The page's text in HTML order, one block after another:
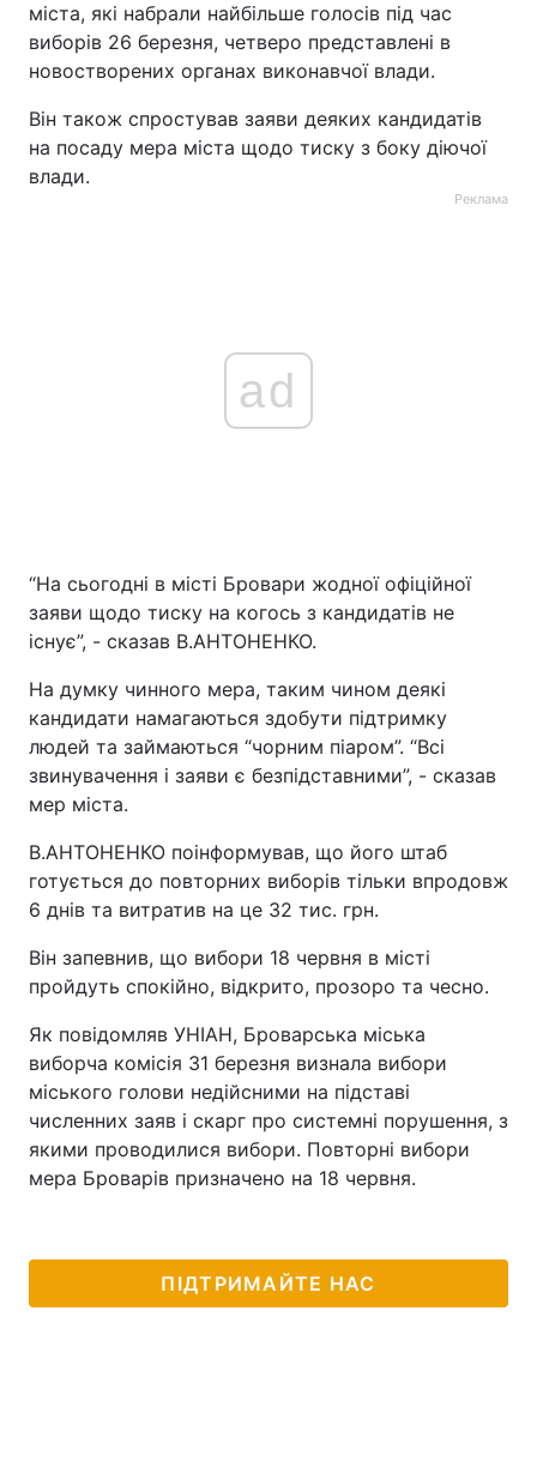
Інтерв'ю Думки
Архів Вакансії
Контакти
Послуги
міста, які набрали найбільше голосів під час
виборів 26 березня, четверо представлені в
новостворених органах виконавчої влади.
Він також спростував заяви деяких кандидатів
на посаду мера міста щодо тиску з боку діючої
влади.
Реклама
ad
“На сьогодні в місті Бровари жодної офіційної
заяви щодо тиску на когось з кандидатів не
існує”, - сказав В.АНТОНЕНКО.
На думку чинного мера, таким чином деякі
кандидати намагаються здобути підтримку
людей та займаються “чорним піаром”. “Всі
звинувачення і заяви є безпідставними”, - сказав
мер міста.
В.АНТОНЕНКО поінформував, що його штаб
готується до повторних виборів тільки впродовж
6 днів та витратив на це 32 тис. грн.
Він запевнив, що вибори 18 червня в місті
пройдуть спокійно, відкрито, прозоро та чесно.
Як повідомляв УНІАН, Броварська міська
виборча комісія 31 березня визнала вибори
міського голови недійсними на підставі
численних заяв і скарг про системні порушення, з
якими проводилися вибори. Повторні вибори
мера Броварів призначено на 18 червня.
ПІДТРИМАЙТЕ НАС